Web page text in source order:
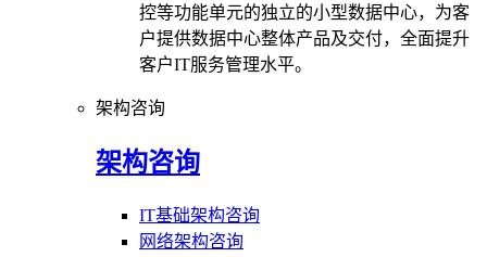
控等功能单元的独立的小型数据中心，为客
户提供数据中心整体产品及交付，全面提升
客户IT服务管理水平。
架构咨询
架构咨询
IT基础架构咨询
网络架构咨询